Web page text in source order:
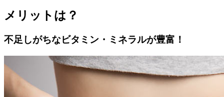
メリットは？
不足しがちなビタミン・ミネラルが豊富！